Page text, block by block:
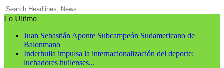
Lo Último
Juan Sebastián Aponte Subcampeón Sudamericano de
Balonmano
Inderhuila impulsa la internacionalización del deporte:
luchadores huilenses...